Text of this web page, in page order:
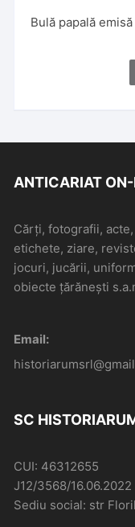
Bulă papală
ANTICARIAT ON-
Cărți, fotografii,
etichete, ziare,
jocuri, jucării,
obiecte țărănești
Email:
SC
CUI: 46312655
J12/3568/16.06.2022
Sediu social: str